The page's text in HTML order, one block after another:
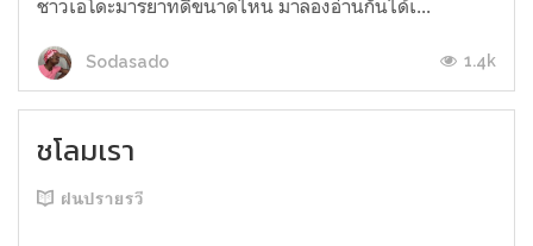
ชาวเอโดะมารยาทดีขนาดไหน มาลองอ่านกันได้เ...
Sodasado 1.4k
ชโลมเรา
ฝนปรายรวี